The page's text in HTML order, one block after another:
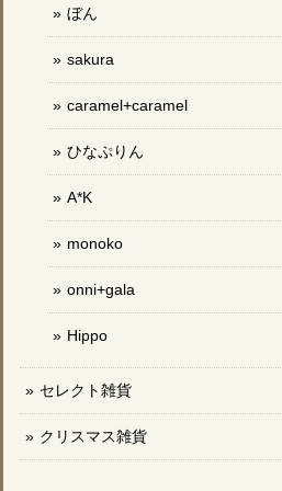
ぼん
sakura
caramel+caramel
ひなぷりん
A*K
monoko
onni+gala
Hippo
セレクト雑貨
クリスマス雑貨